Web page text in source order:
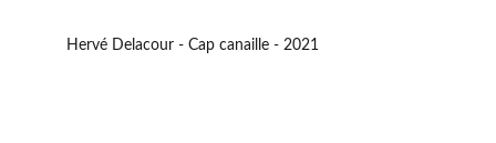
Hervé Delacour - Cap canaille - 2021